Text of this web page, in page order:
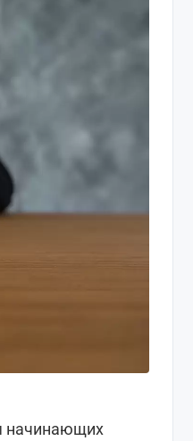
начинающих